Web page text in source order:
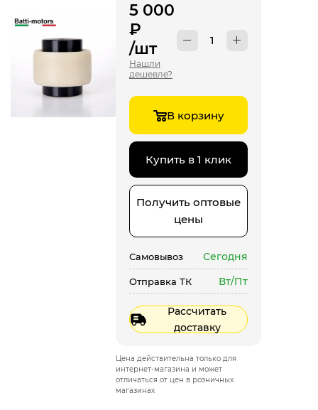
5 000
₽
/шт
Нашли
дешевле?
В корзину
Купить в 1 клик
Получить оптовые
цены
Самовывоз Сегодня
Отправка ТК Вт/Пт
Рассчитать
доставку
Цена действительна только для
интернет-магазина и может
отличаться от цен в розничных
магазинах